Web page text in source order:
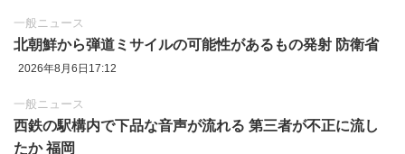
一般ニュース
北朝鮮から弾道ミサイルの可能性があるもの発射 防衛省
2026年8月6日17:12
一般ニュース
西鉄の駅構内で下品な音声が流れる 第三者が不正に流し
たか 福岡